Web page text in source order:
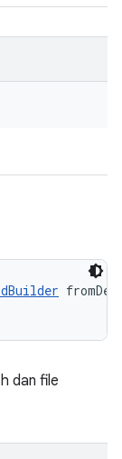
dan file